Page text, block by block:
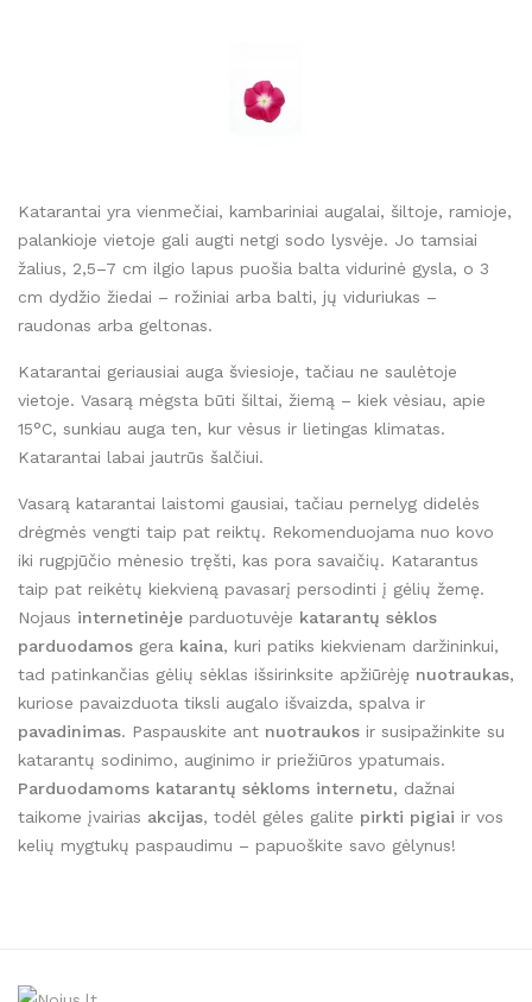
Katarantai yra vienmečiai, kambariniai augalai, šiltoje, ramioje,
palankioje vietoje gali augti netgi sodo lysvėje. Jo tamsiai
žalius, 2,5–7 cm ilgio lapus puošia balta vidurinė gysla, o 3
cm dydžio žiedai – rožiniai arba balti, jų viduriukas –
raudonas arba geltonas.
Katarantai geriausiai auga šviesioje, tačiau ne saulėtoje
vietoje. Vasarą mėgsta būti šiltai, žiemą – kiek vėsiau, apie
15°C, sunkiau auga ten, kur vėsus ir lietingas klimatas.
Katarantai labai jautrūs šalčiui.
Vasarą katarantai laistomi gausiai, tačiau pernelyg didelės
drėgmės vengti taip pat reiktų. Rekomenduojama nuo kovo
iki rugpjūčio mėnesio tręšti, kas pora savaičių. Katarantus
taip pat reikėtų kiekvieną pavasarį persodinti į gėlių žemę.
Nojaus internetinėje parduotuvėje katarantų sėklos
parduodamos gera kaina, kuri patiks kiekvienam daržininkui,
tad patinkančias gėlių sėklas išsirinksite apžiūrėję nuotraukas,
kuriose pavaizduota tiksli augalo išvaizda, spalva ir
pavadinimas. Paspauskite ant nuotraukos ir susipažinkite su
katarantų sodinimo, auginimo ir priežiūros ypatumais.
Parduodamoms katarantų sėkloms internetu, dažnai
taikome įvairias akcijas, todėl gėles galite pirkti pigiai ir vos
kelių mygtukų paspaudimu – papuoškite savo gėlynus!